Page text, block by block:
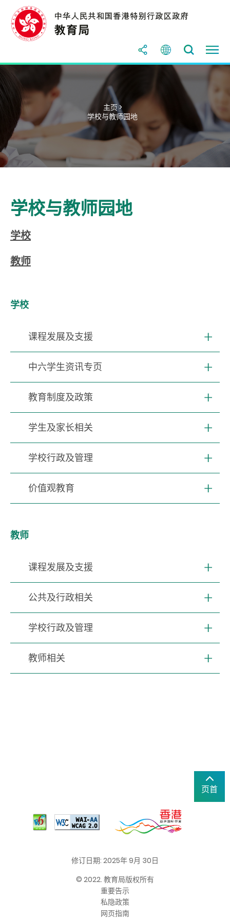
主页 >
学校与教师园地
学校与教师园地
学校
教师
学校
课程发展及支援
中六学生资讯专页
教育制度及政策
学生及家长相关
学校行政及管理
价值观教育
教师
课程发展及支援
公共及行政相关
学校行政及管理
教师相关
页首
修订日期: 2025年 9月 30日
© 2022. 教育局版权所有
重要告示
私隐政策
网页指南